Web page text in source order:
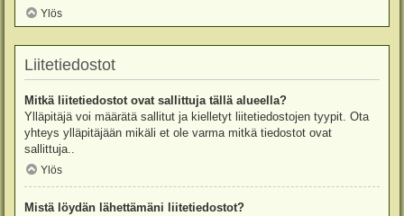
Ylös
Liitetiedostot
Mitkä liitetiedostot ovat sallittuja tällä alueella?
Ylläpitäjä voi määrätä sallitut ja kielletyt liitetiedostojen tyypit. Ota
yhteys ylläpitäjään mikäli et ole varma mitkä tiedostot ovat
sallittuja..
Ylös
Mistä löydän lähettämäni liitetiedostot?